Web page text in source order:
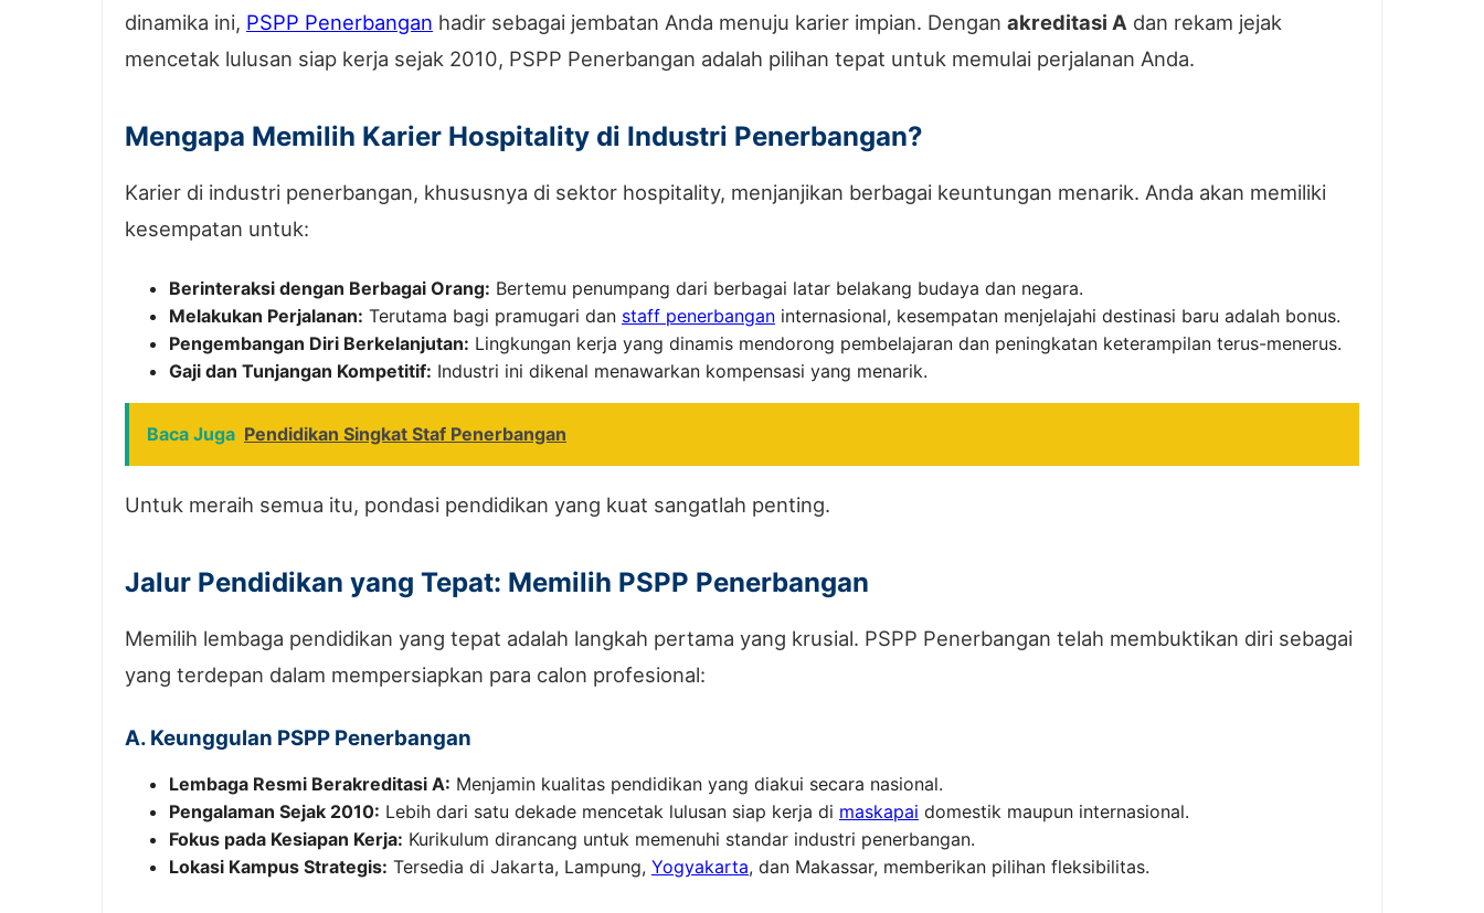
dinamika ini, PSPP Penerbangan hadir sebagai jembatan Anda menuju karier impian. Dengan akreditasi A dan rekam jejak
mencetak lulusan siap kerja sejak 2010, PSPP Penerbangan adalah pilihan tepat untuk memulai perjalanan Anda.
Mengapa Memilih Karier Hospitality di Industri Penerbangan?
Karier di industri penerbangan, khususnya di sektor hospitality, menjanjikan berbagai keuntungan menarik. Anda akan memiliki
kesempatan untuk:
Berinteraksi dengan Berbagai Orang: Bertemu penumpang dari berbagai latar belakang budaya dan negara.
Melakukan Perjalanan: Terutama bagi pramugari dan staff penerbangan internasional, kesempatan menjelajahi destinasi baru adalah bonus.
Pengembangan Diri Berkelanjutan: Lingkungan kerja yang dinamis mendorong pembelajaran dan peningkatan keterampilan terus-menerus.
Gaji dan Tunjangan Kompetitif: Industri ini dikenal menawarkan kompensasi yang menarik.
Baca Juga Pendidikan Singkat Staf Penerbangan
Untuk meraih semua itu, pondasi pendidikan yang kuat sangatlah penting.
Jalur Pendidikan yang Tepat: Memilih PSPP Penerbangan
Memilih lembaga pendidikan yang tepat adalah langkah pertama yang krusial. PSPP Penerbangan telah membuktikan diri sebagai
yang terdepan dalam mempersiapkan para calon profesional:
A. Keunggulan PSPP Penerbangan
Lembaga Resmi Berakreditasi A: Menjamin kualitas pendidikan yang diakui secara nasional.
Pengalaman Sejak 2010: Lebih dari satu dekade mencetak lulusan siap kerja di maskapai domestik maupun internasional.
Fokus pada Kesiapan Kerja: Kurikulum dirancang untuk memenuhi standar industri penerbangan.
Lokasi Kampus Strategis: Tersedia di Jakarta, Lampung, Yogyakarta, dan Makassar, memberikan pilihan fleksibilitas.